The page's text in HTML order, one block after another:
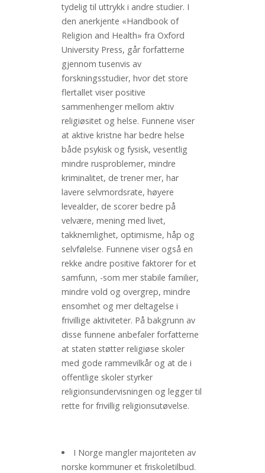
tydelig til uttrykk i andre studier. I
den anerkjente «Handbook of
Religion and Health» fra Oxford
University Press, går forfatterne
gjennom tusenvis av
forskningsstudier, hvor det store
flertallet viser positive
sammenhenger mellom aktiv
religiøsitet og helse. Funnene viser
at aktive kristne har bedre helse
både psykisk og fysisk, vesentlig
mindre rusproblemer, mindre
kriminalitet, de trener mer, har
lavere selvmordsrate, høyere
levealder, de scorer bedre på
velvære, mening med livet,
takknemlighet, optimisme, håp og
selvfølelse. Funnene viser også en
rekke andre positive faktorer for et
samfunn, -som mer stabile familier,
mindre vold og overgrep, mindre
ensomhet og mer deltagelse i
frivillige aktiviteter. På bakgrunn av
disse funnene anbefaler forfatterne
at staten støtter religiøse skoler
med gode rammevilkår og at de i
offentlige skoler styrker
religionsundervisningen og legger til
rette for frivillig religionsutøvelse.
I Norge mangler majoriteten av
norske kommuner et friskoletilbud.